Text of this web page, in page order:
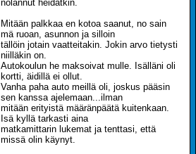
nolannut heidätkin.
Mitään palkkaa en kotoa saanut, no sain
mä ruoan, asunnon ja silloin
tällöin jotain vaatteitakin. Jokin arvo tietysti
niilläkin on.
Autokoulun he maksoivat mulle. Isälläni oli
kortti, äidillä ei ollut.
Vanha paha auto meillä oli, joskus pääsin
sen kanssa ajelemaan...ilman
mitään erityistä määränpäätä kuitenkaan.
Isä kyllä tarkasti aina
matkamittarin lukemat ja tenttasi, että
missä olin käynyt.